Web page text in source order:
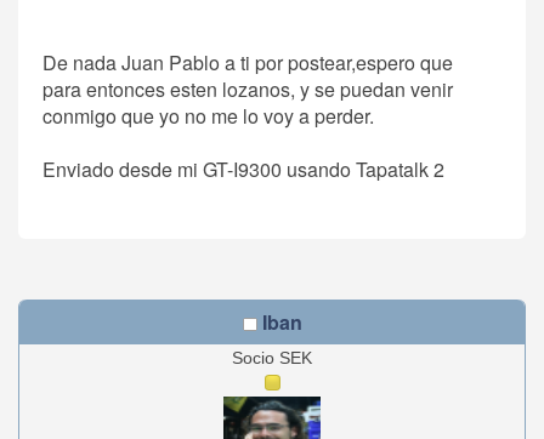
De nada Juan Pablo a ti por postear,espero que
para entonces esten lozanos, y se puedan venir
conmigo que yo no me lo voy a perder.
Enviado desde mi GT-I9300 usando Tapatalk 2
Iban
Socio SEK